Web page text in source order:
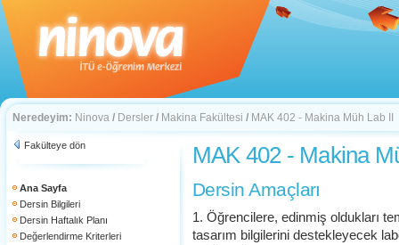
Neredeyim: Ninova / Dersler / Makina Fakültesi / MAK 402 - Makina Müh Lab II
Fakülteye dön
Ana Sayfa
Dersin Bilgileri
Dersin Haftalık Planı
Değerlendirme Kriterleri
MAK 402 - Makina
Dersin Amaçları
1. Öğrencilere, edinmiş oldukları
tasarım bilgilerini destekleyecek